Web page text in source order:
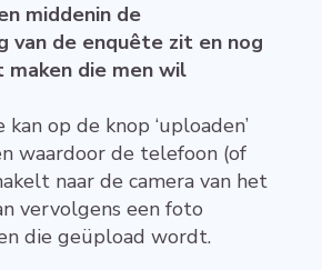
middenin de
van de enquête zit en nog
die men wil
op de knop ‘uploaden’
waardoor de telefoon (of
naar de camera van het
vervolgens een foto
die geüpload wordt.